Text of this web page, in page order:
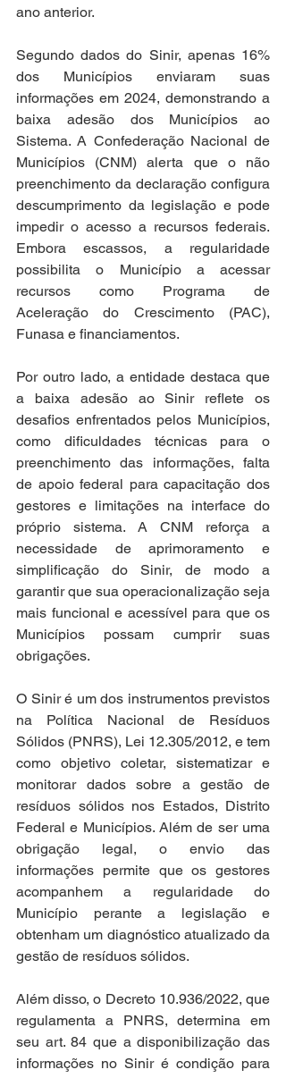
ano anterior.
Segundo dados do Sinir, apenas 16%
dos Municípios enviaram suas
informações em 2024, demonstrando a
baixa adesão dos Municípios ao
Sistema. A Confederação Nacional de
Municípios (CNM) alerta que o não
preenchimento da declaração configura
descumprimento da legislação e pode
impedir o acesso a recursos federais.
Embora escassos, a regularidade
possibilita o Município a acessar
recursos como Programa de
Aceleração do Crescimento (PAC),
Funasa e financiamentos.
Por outro lado, a entidade destaca que
a baixa adesão ao Sinir reflete os
desafios enfrentados pelos Municípios,
como dificuldades técnicas para o
preenchimento das informações, falta
de apoio federal para capacitação dos
gestores e limitações na interface do
próprio sistema. A CNM reforça a
necessidade de aprimoramento e
simplificação do Sinir, de modo a
garantir que sua operacionalização seja
mais funcional e acessível para que os
Municípios possam cumprir suas
obrigações.
O Sinir é um dos instrumentos previstos
na Política Nacional de Resíduos
Sólidos (PNRS), Lei 12.305/2012, e tem
como objetivo coletar, sistematizar e
monitorar dados sobre a gestão de
resíduos sólidos nos Estados, Distrito
Federal e Municípios. Além de ser uma
obrigação legal, o envio das
informações permite que os gestores
acompanhem a regularidade do
Município perante a legislação e
obtenham um diagnóstico atualizado da
gestão de resíduos sólidos.
Além disso, o Decreto 10.936/2022, que
regulamenta a PNRS, determina em
seu art. 84 que a disponibilização das
informações no Sinir é condição para